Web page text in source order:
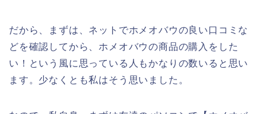
だから、まずは、ネットでホメオバウの良い口コミな
どを確認してから、ホメオバウの商品の購入をした
い！という風に思っている人もかなりの数いると思い
ます。少なくとも私はそう思いました。